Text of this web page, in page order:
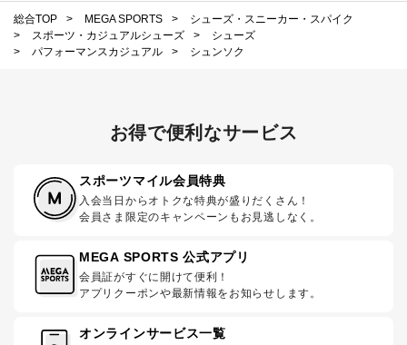
総合TOP > MEGA SPORTS >
シューズ・スニーカー・スパイク
>
スポーツ・カジュアルシューズ >
シューズ
>
パフォーマンスカジュアル > シュンソク
お得で便利なサービス
スポーツマイル会員特典
入会当日からオトクな特典が盛りだくさん！
会員さま限定のキャンペーンもお見逃しなく。
MEGA SPORTS 公式アプリ
会員証がすぐに開けて便利！
アプリクーポンや最新情報をお知らせします。
オンラインサービス一覧